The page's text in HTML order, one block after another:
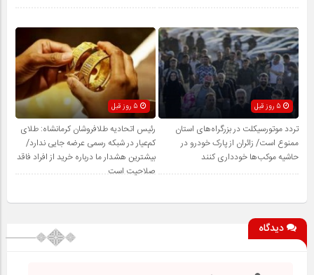
تردد موتورسیکلت در بزرگراه‌های استان
ممنوع است/ زائران از پارک خودرو در
حاشیه موکب‌ها خودداری کنند
رئیس اتحادیه طلافروشان کرمانشاه: طلای
کم‌عیار در شبکه رسمی عرضه جایی ندارد/
بیشترین هشدار ما درباره خرید از افراد فاقد
صلاحیت است
دیدگاه